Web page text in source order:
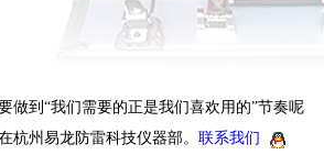
做到 “我们需要的正是我们喜欢用的”节奏呢
杭州易龙防雷科技仪器部。 联系我们